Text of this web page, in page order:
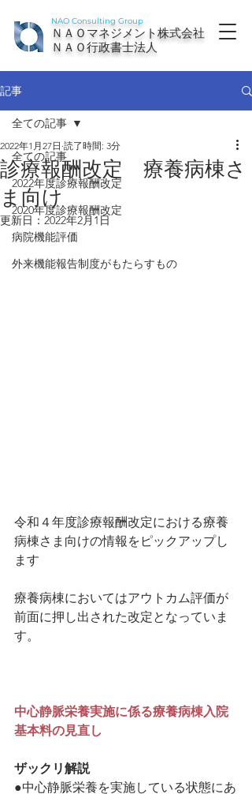
NAO Consulting Group
ＮＡＯマネジメント株式会社
ＮＡＯ行政書士法人
記事
全ての記事
2022年度診療報酬改定
2020年度診療報酬改定
病院機能評価
外来機能報告制度がもたらすもの
全ての記事
診療報酬改定 療養病棟さ
ま向け
2022年1月27日 読了時間: 3分
更新日： 2022年2月1日
令和４年度診療報酬改定における療養
病棟さま向けの情報をピックアップし
ます
療養病棟においてはアウトカム評価が
前面に押し出された改定となっていま
す。
中心静脈栄養実施に係る療養病棟入院
基本料の見直し
ザックリ解説
●中心静脈栄養を実施している状態にあ